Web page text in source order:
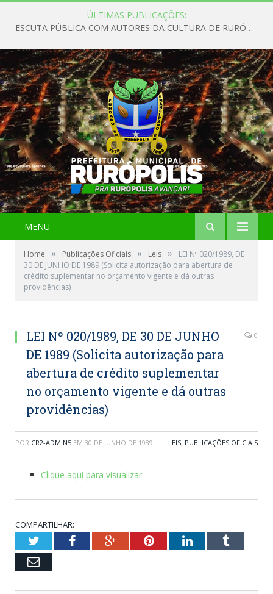
ÚLTIMAS PUBLICAÇÕES:
ESCUTA PÚBLICA COM AUTORES DA CULTURA DE RURÓPOLIS
MENU
Home » Publicações Oficiais » Leis »
LEI Nº 020/1989, DE
30 DE JUNHO DE 1989 (Solicita autorização para abertura de
crédito suplementar no orçamento vigente e dá outras
providências)
LEI Nº 020/1989, DE 30 DE JUNHO
DE 1989 (Solicita autorização para
abertura de crédito suplementar
no orçamento vigente e dá outras
providências)
0
POR CR2-ADMIN5 EM 30 DE JUNHO DE 1989 LEIS, PUBLICAÇÕES OFICIAIS
Clique aqui para visualizar
COMPARTILHAR:
TwitterFacebookGoogle+PinterestLinkedInTumblr
Email